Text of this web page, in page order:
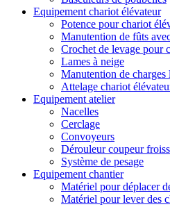
Equipement chariot élévateur
Potence pour chariot
Manutention de fûts
Crochet de levage pour
Lames à neige
Manutention de charges
Attelage chariot
Equipement atelier
Nacelles
Cerclage
Convoyeurs
Dérouleur coupeur
Système de pesage
Equipement chantier
Matériel pour déplacer
Matériel pour lever des